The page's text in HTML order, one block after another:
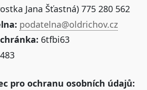
Jana Šťastná) 775 280 562
podatelna@oldrichov.cz
6tfbi63
pro ochranu osobních údajů: